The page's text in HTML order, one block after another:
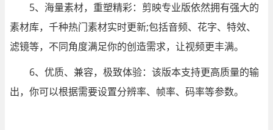
5、海量素材，重塑精彩：剪映专业版依然拥有强大的
素材库，千种热门素材实时更新;包括音频、花字、特效、
滤镜等，不同角度满足你的创造需求，让视频更丰满。
6、优质、兼容，极致体验：该版本支持更高质量的输
出，你可以根据需要设置分辨率、帧率、码率等参数。